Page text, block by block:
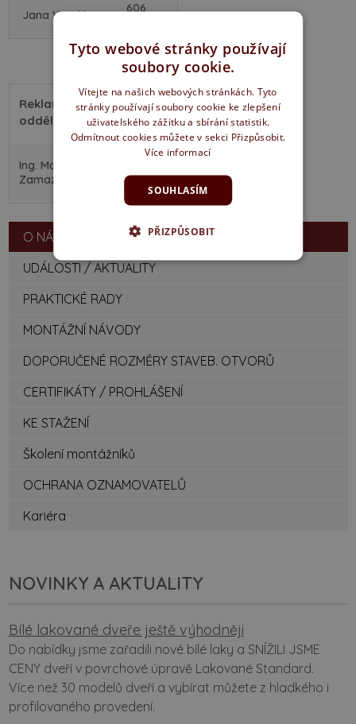
Jana Veselá
606
Reklamační
oddělení
Ing. Marek
Zamazal
725
393
353
O NÁS
UDÁLOSTI / AKTUALITY
PRAKTICKÉ RADY
MONTÁŽNÍ NÁVODY
DOPORUČENÉ ROZMĚRY STAVEB. OTVORŮ
CERTIFIKÁTY / PROHLÁŠENÍ
KE STAŽENÍ
Školení montážníků
OCHRANA OZNAMOVATELŮ
Kariéra
NOVINKY A AKTUALITY
Bílé lakované dveře ještě výhodněji
Do nabídky jsme zařadili nové bílé laky a SNÍŽILI JSME
CENY dveří v povrchové úpravě Lakované Standard.
Více než 30 modelů dveří a vybírat můžete z hladkého i
profilovaného provedení.
Tyto webové stránky používají
soubory cookie.
Vítejte na našich webových stránkách. Tyto
stránky používají soubory cookie ke zlepšení
uživatelského zážitku a sbírání statistik.
Odmítnout cookies můžete v sekci Přizpůsobit.
Více informací
SOUHLASÍM
PŘIZPŮSOBIT